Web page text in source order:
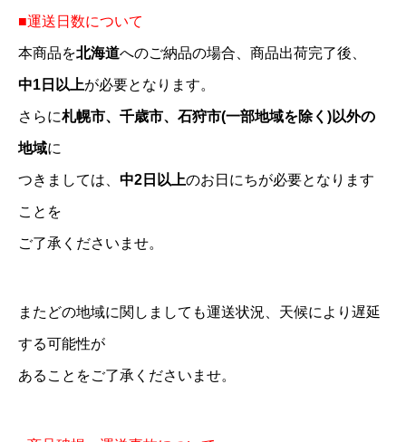
■運送日数について
本商品を北海道へのご納品の場合、商品出荷完了後、
中1日以上が必要となります。
さらに札幌市、千歳市、石狩市(一部地域を除く)以外の
地域に
つきましては、 中2日以上のお日にちが必要となります
ことを
ご了承くださいませ。
またどの地域に関しましても運送状況、天候により遅延
する可能性が
あることをご了承くださいませ。